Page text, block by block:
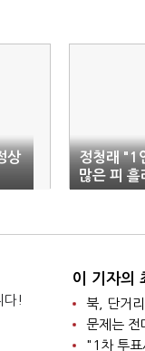
상
정청래 "1
많은 피
은 당원"
다!
이 기자의
북, 단거
문제는
"1차 투